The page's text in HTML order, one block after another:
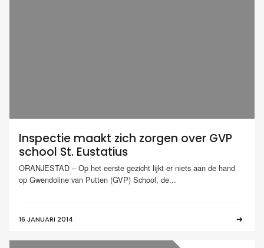
Inspectie maakt zich zorgen over GVP
school St. Eustatius
ORANJESTAD – Op het eerste gezicht lijkt er niets aan de hand
op Gwendoline van Putten (GVP) School, de...
16 JANUARI 2014